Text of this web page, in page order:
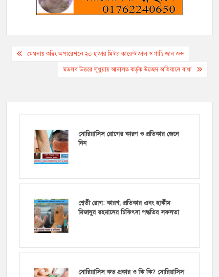
Post
navigation
মেঘনায় কম্বিং অপারেশনে ২০ হাজার মিটার কারেন্ট জাল ও গাছি জাল জব্দ
মতলব উত্তরে লুধুয়ায় আদালত কর্তৃক উচ্ছেদ অভিযানে বাধা
সোরিয়াসিস রোগের কারণ ও প্রতিকার জেনে
নিন
শ্বেতী রোগ: কারণ, প্রতিকার এবং হাকীম
মিজানুর রহমানের চিকিৎসা পদ্ধতির সফলতা
সোরিয়াসিস কত প্রকার ও কি কি? সোরিয়াসিস